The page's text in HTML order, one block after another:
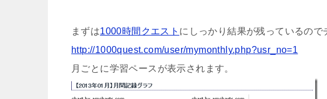
まずは1000時間クエスト にしっかり結果が残っているので
http://1000quest.com/user/mymonthly.php?usr_no=1
月ごとに学習ペースが表示されます。